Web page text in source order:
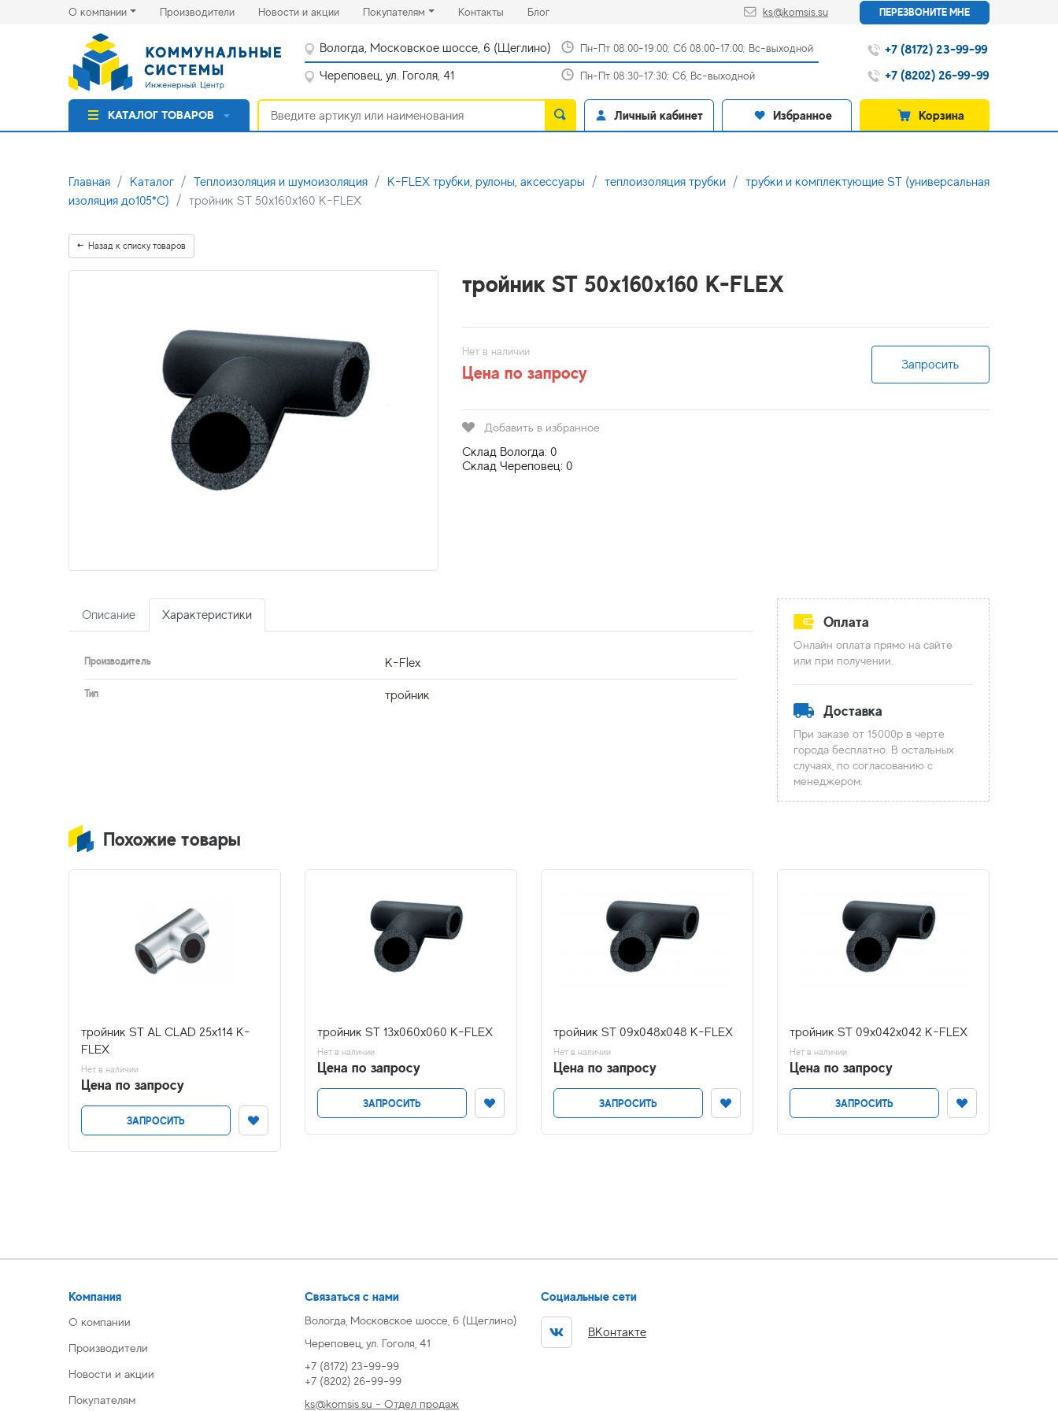
О компании Производители(current)Новости и акции(current)Покупателям Контакты(current)
Блог(current) ks@komsis.su ПЕРЕЗВОНИТЕ МНЕ
Вологда, Московское шоссе, 6 (Щеглино) Пн-Пт 08:00-19:00; Сб 08:00-17:00; Вс-выходной
Череповец, ул. Гоголя, 41 Пн-Пт 08:30-17:30; Сб, Вс-выходной
+7 (8172) 23-99-99
+7 (8202) 26-99-99
КАТАЛОГ ТОВАРОВ Личный кабинет Избранное Корзина
Главная Каталог Теплоизоляция и шумоизоляция K-FLEX трубки, рулоны, аксессуары теплоизоляция трубки
трубки и комплектующие ST (универсальная
изоляция до105*С)
тройник ST 50x160x160 K-FLEX
Назад к списку товаров
тройник ST 50x160x160 K-FLEX
Нет в наличии
Цена по запросу Запросить
Добавить в избранное
Склад Вологда: 0
Склад Череповец: 0
Описание Характеристики
Производитель K-Flex
Тип тройник
Оплата
Онлайн оплата прямо на сайте
или при получении.
Доставка
При заказе от 15000р в черте
города бесплатно. В остальных
случаях, по согласованию с
менеджером.
Похожие товары
тройник ST AL CLAD 25х114 K-
FLEX
Нет в наличии
Цена по запросу
ЗАПРОСИТЬ
тройник ST 13x060x060 K-FLEX
Нет в наличии
Цена по запросу
ЗАПРОСИТЬ
тройник ST 09x048x048 K-FLEX
Нет в наличии
Цена по запросу
ЗАПРОСИТЬ
тройник ST 09x042x042 K-FLEX
Нет в наличии
Цена по запросу
ЗАПРОСИТЬ
Компания
О компании
Производители
Новости и акции
Покупателям
Связаться с нами
Вологда, Московское шоссе, 6 (Щеглино)
Череповец, ул. Гоголя, 41
+7 (8172) 23-99-99
+7 (8202) 26-99-99
ks@komsis.su - Отдел продаж
Социальные сети
ВКонтакте